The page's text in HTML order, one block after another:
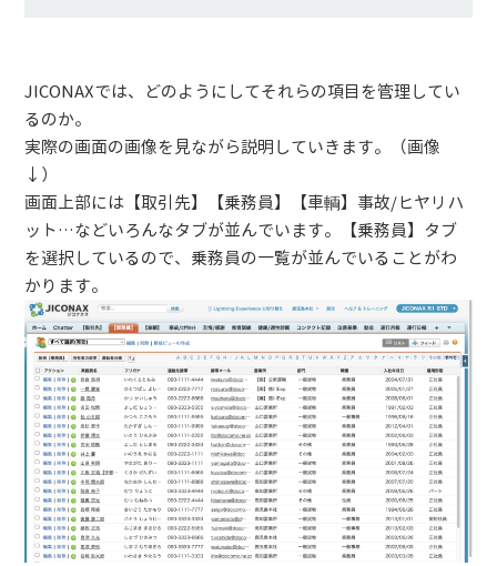
JICONAXでは、どのようにしてそれらの項目を管理してい
るのか。
実際の画面の画像を見ながら説明していきます。（画像
↓）
画面上部には【取引先】【乗務員】【車輌】事故/ヒヤリハ
ット…などいろんなタブが並んでいます。【乗務員】タブ
を選択しているので、乗務員の一覧が並んでいることがわ
かります。